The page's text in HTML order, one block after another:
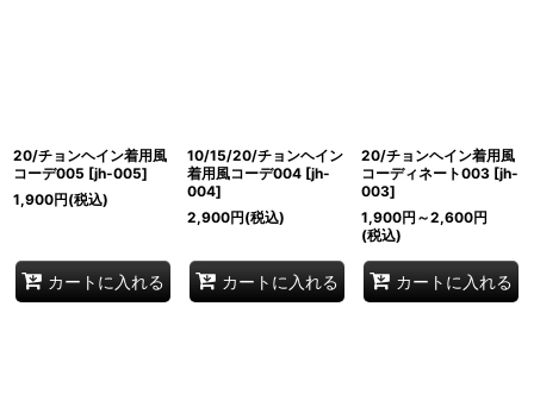
20/チョンヘイン着用風
コーデ005 [jh-005]
1,900円(税込)
カートに入れる
10/15/20/チョンヘイン
着用風コーデ004 [jh-
004]
2,900円(税込)
カートに入れる
20/チョンヘイン着用風
コーディネート003 [jh-
003]
1,900円 ～2,600円
(税込)
カートに入れる